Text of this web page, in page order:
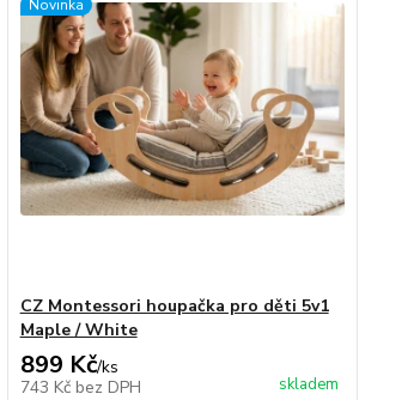
Novinka
CZ Montessori houpačka pro děti 5v1
Maple / White
899 Kč/ks
743 Kč bez DPH skladem